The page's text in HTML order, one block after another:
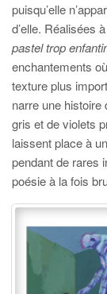
puisqu’elle
d’elle. Réalisées
pastel trop
enchantements
texture plus
narre une
gris et de violets
laissent place à
pendant de rares
poésie à la fois